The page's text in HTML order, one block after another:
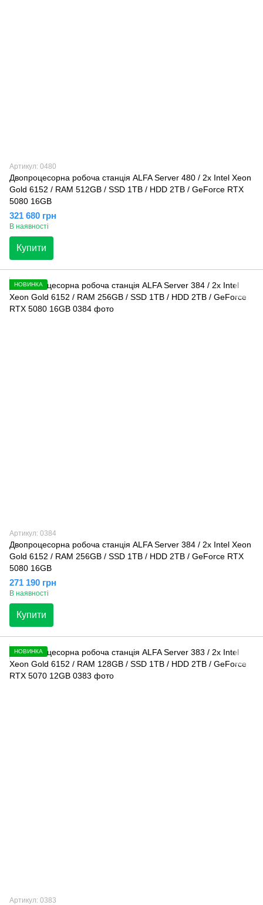
Артикул: 0480
Двопроцесорна робоча станція ALFA Server 480 / 2x Intel Xeon
Gold 6152 / RAM 512GB / SSD 1TB / HDD 2TB / GeForce RTX
5080 16GB
321 680 грн
В наявності
Купити
НОВИНКА
Артикул: 0384
Двопроцесорна робоча станція ALFA Server 384 / 2x Intel Xeon
Gold 6152 / RAM 256GB / SSD 1TB / HDD 2TB / GeForce RTX
5080 16GB
271 190 грн
В наявності
Купити
НОВИНКА
Артикул: 0383